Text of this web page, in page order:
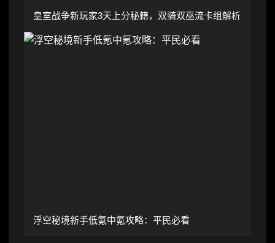
皇室战争新玩家3天上分秘籍，双骑双巫流卡组解析
浮空秘境新手低氪中氪攻略：平民必看